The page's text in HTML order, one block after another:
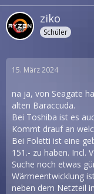
ziko
Schüler
15. März 2024
na ja, von Seagate
alten Baraccuda.
Bei Toshiba ist es
Kommt drauf an
Bei Foletti ist eine
151.- zu haben. Incl.
Suche noch etwas
Wärmeentwicklung
neben dem Netzteil